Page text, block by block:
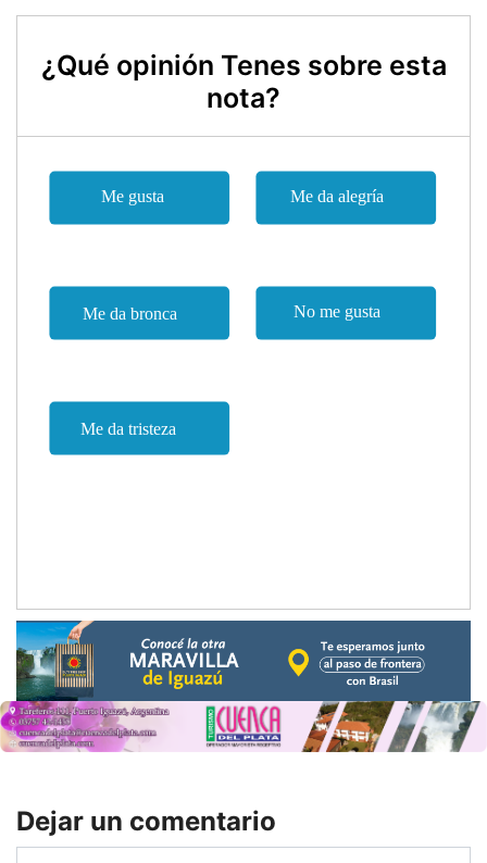
¿Qué opinión Tenes sobre esta
nota?
Dejar un comentario